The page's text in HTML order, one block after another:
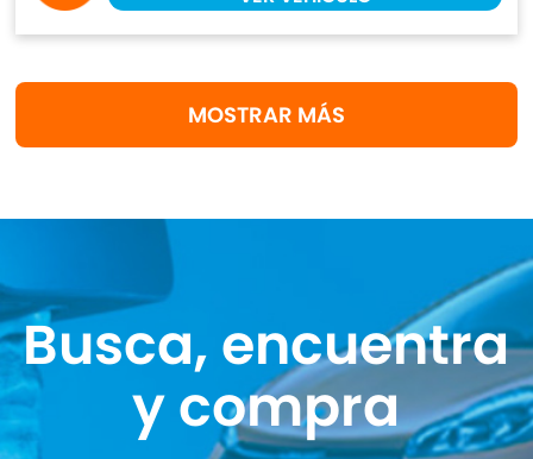
MOSTRAR MÁS
Busca, encuentra
y compra